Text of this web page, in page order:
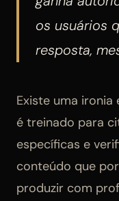
os usuários
resposta,
Existe uma ironia
é treinado para
específicas e
conteúdo que
produzir com